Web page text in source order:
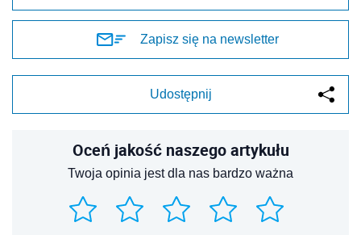
Zapisz się na newsletter
Udostępnij
Oceń jakość naszego artykułu
Twoja opinia jest dla nas bardzo ważna